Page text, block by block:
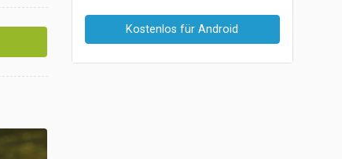
Kostenlos für Android